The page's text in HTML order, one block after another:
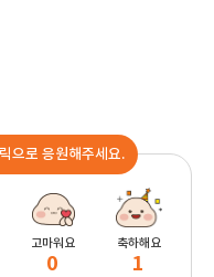
으로 응원해주세요.
고마워요
0
축하해요
1